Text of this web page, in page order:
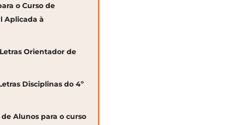
o Curso de
Aplicada à
Orientador de
Disciplinas do 4º
de Alunos para o curso